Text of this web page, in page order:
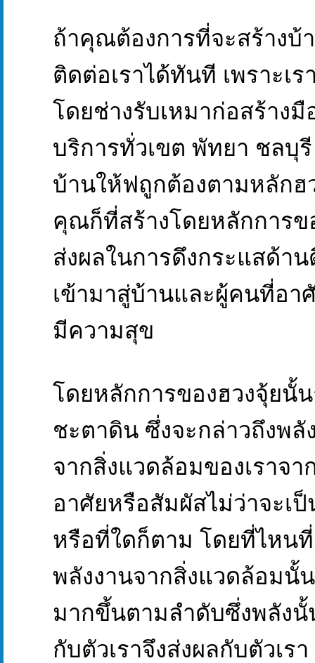
ถ้าคุณต้องการที่จะสร้าง
ติดต่อเราได้ทันที เพราะเ
โดยช่างรับเหมาก่อสร้าง
บริการทั่วเขต พัทยา ชลบุ
บ้านให้ฟถูกต้องตามหลักฮ
คุณก็ที่สร้างโดยหลักการข
ส่งผลในการดึงกระแสด้า
เข้ามาสู่บ้านและผู้คนที่อา
มีความสุข
โดยหลักการของฮวงจุ้ยนั้
ชะตาดิน ซึ่งจะกล่าวถึงพลั
จากสิ่งแวดล้อมของเราจา
อาศัยหรือสัมผัสไม่ว่าจะเ
หรือที่ใดก็ตาม โดยที่ไหน
พลังงานจากสิ่งแวดล้อมนั้
มากขึ้นตามลำดับซึ่งพลังนั้
กับตัวเราจึงส่งผลกับตัวเร